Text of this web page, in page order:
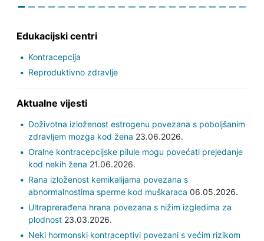
Edukacijski centri
Kontracepcija
Reproduktivno zdravlje
Aktualne vijesti
Doživotna izloženost estrogenu povezana s poboljšanim
zdravljem mozga kod žena 23.06.2026.
Oralne kontracepcijske pilule mogu povećati prejedanje
kod nekih žena 21.06.2026.
Rana izloženost kemikalijama povezana s
abnormalnostima sperme kod muškaraca 06.05.2026.
Ultraprerađena hrana povezana s nižim izgledima za
plodnost23.03.2026.
Neki hormonski kontraceptivi povezani s većim rizikom